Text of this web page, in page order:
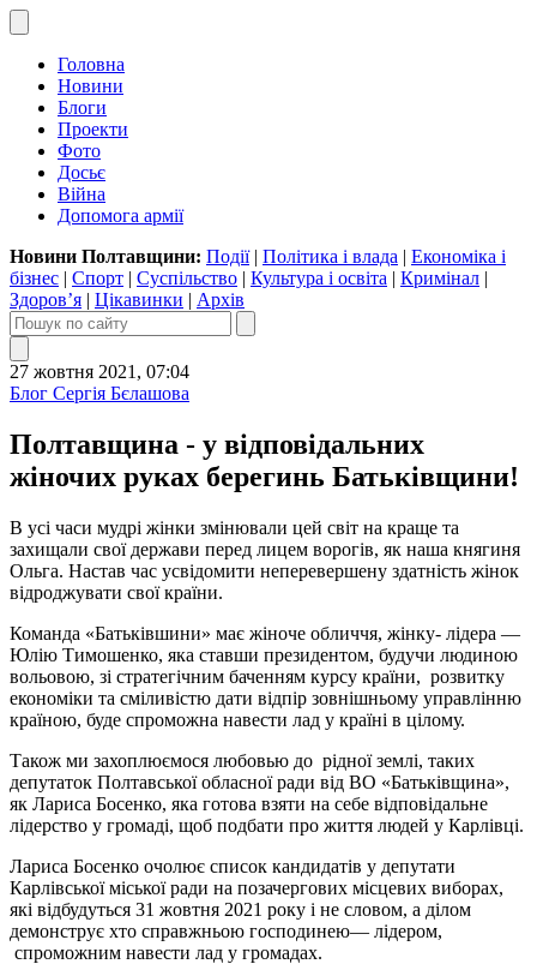
Головна
Новини
Блоги
Проекти
Фото
Досьє
Війна
Допомога армії
Новини Полтавщини: Події| Політика і влада | Економіка і
бізнес | Спорт | Суспільство | Культура і освіта | Кримінал |
Здоров’я | Цікавинки | Архів
27 жовтня 2021, 07:04
Блог Сергія Бєлашова
Полтавщина - у відповідальних
жіночих руках берегинь Батьківщини!
В усі часи мудрі жінки змінювали цей світ на краще та
захищали свої держави перед лицем ворогів, як наша княгиня
Ольга. Настав час усвідомити неперевершену здатність жінок
відроджувати свої країни.
Команда «Батьківшини» має жіноче обличчя, жінку- лідера —
Юлію Тимошенко, яка ставши президентом, будучи людиною
вольовою, зі стратегічним баченням курсу країни, розвитку
економіки та сміливістю дати відпір зовнішньому управлінню
країною, буде спроможна навести лад у країні в цілому.
Також ми захоплюємося любовью до рідної землі, таких
депутаток Полтавської обласної ради від ВО «Батьківщина»,
як Лариса Босенко, яка готова взяти на себе відповідальне
лідерство у громаді, щоб подбати про життя людей у Карлівці.
Лариса Босенко очолює список кандидатів у депутати
Карлівської міської ради на позачергових місцевих виборах,
які відбудуться 31 жовтня 2021 року і не словом, а ділом
демонструє хто справжньою господинею— лідером,
спроможним навести лад у громадах.